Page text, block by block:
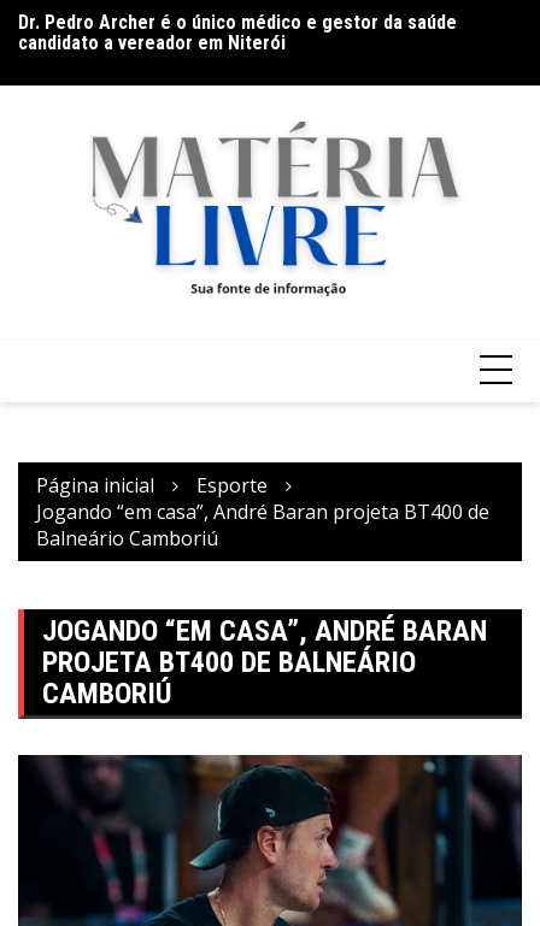
para
conteúdo
Dr. Pedro Archer é o único médico e gestor da saúde
candidato a vereador em Niterói
Página inicial
Esporte
Jogando “em casa”, André Baran projeta BT400 de
Balneário Camboriú
JOGANDO “EM CASA”, ANDRÉ BARAN
PROJETA BT400 DE BALNEÁRIO
CAMBORIÚ